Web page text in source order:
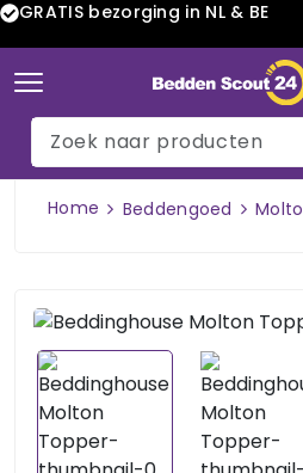
GRATIS bezorging in NL & BE
Home Beddengoed